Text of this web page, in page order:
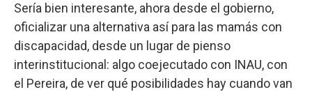
Sería bien interesante, ahora desde el gobierno,
oficializar una alternativa así para las mamás con
discapacidad, desde un lugar de pienso
interinstitucional: algo coejecutado con INAU, con
el Pereira, de ver qué posibilidades hay cuando van